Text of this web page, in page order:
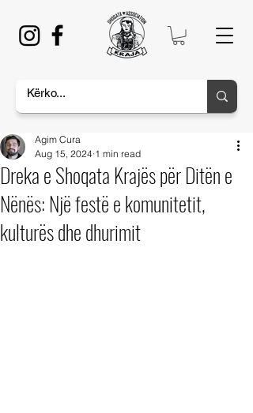
Dreka e Shoqata Krajës për Ditën e
Nënës: Një festë e komunitetit,
kulturës dhe dhurimit
Agim Cura
Aug 15, 2024 1 min read